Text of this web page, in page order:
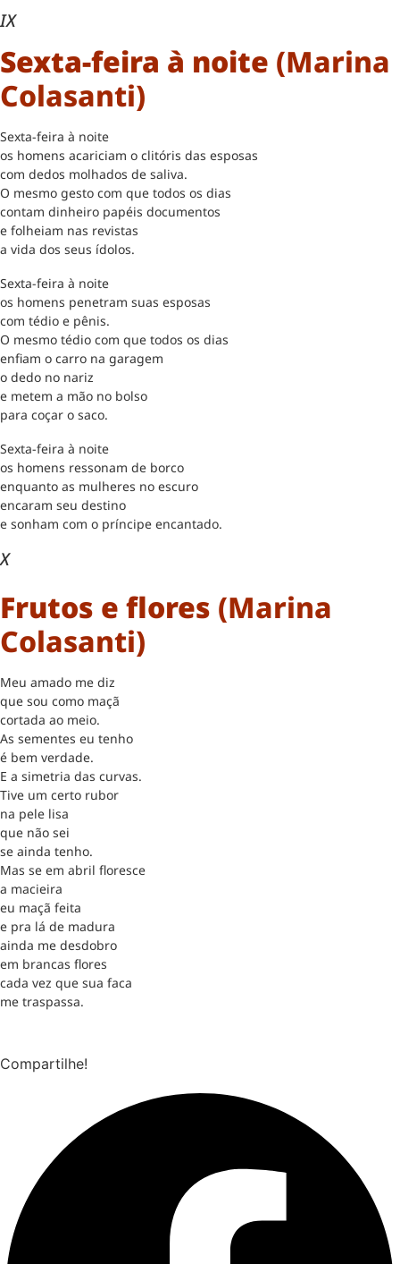
IX
Sexta-feira à noite (Marina
Colasanti)
Sexta-feira à noite
os homens acariciam o clitóris das esposas
com dedos molhados de saliva.
O mesmo gesto com que todos os dias
contam dinheiro papéis documentos
e folheiam nas revistas
a vida dos seus ídolos.
Sexta-feira à noite
os homens penetram suas esposas
com tédio e pênis.
O mesmo tédio com que todos os dias
enfiam o carro na garagem
o dedo no nariz
e metem a mão no bolso
para coçar o saco.
Sexta-feira à noite
os homens ressonam de borco
enquanto as mulheres no escuro
encaram seu destino
e sonham com o príncipe encantado.
X
Frutos e flores (Marina
Colasanti)
Meu amado me diz
que sou como maçã
cortada ao meio.
As sementes eu tenho
é bem verdade.
E a simetria das curvas.
Tive um certo rubor
na pele lisa
que não sei
se ainda tenho.
Mas se em abril floresce
a macieira
eu maçã feita
e pra lá de madura
ainda me desdobro
em brancas flores
cada vez que sua faca
me traspassa.
Compartilhe!